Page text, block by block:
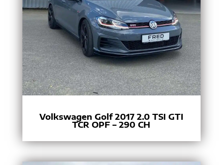
Volkswagen Golf 2017 2.0 TSI GTI
TCR OPF – 290 CH